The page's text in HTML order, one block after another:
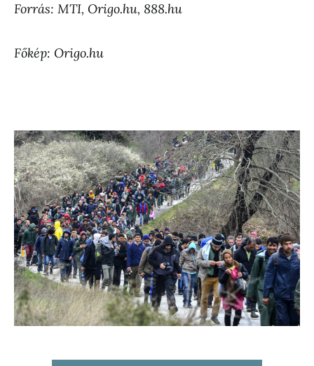
Forrás: MTI, Origo.hu, 888.hu
Főkép: Origo.hu